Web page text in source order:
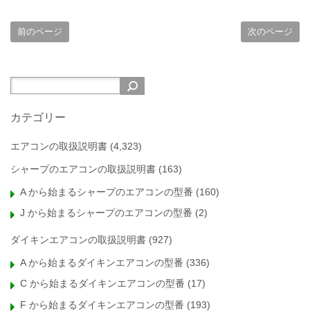
前のページ 次のページ
カテゴリー
エアコンの取扱説明書 (4,323)
シャープのエアコンの取扱説明書 (163)
A から始まるシャープのエアコンの型番 (160)
J から始まるシャープのエアコンの型番 (2)
ダイキンエアコンの取扱説明書 (927)
A から始まるダイキンエアコンの型番 (336)
C から始まるダイキンエアコンの型番 (17)
F から始まるダイキンエアコンの型番 (193)